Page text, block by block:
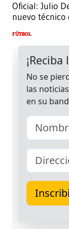
Oficial: Julio
nuevo
FÚTBOL